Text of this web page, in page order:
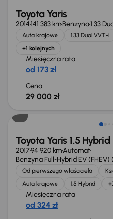
Toyota Yaris
2014141 383 kmBenzyna1.33
Auta krajowe 1.33 Dual VVT-i
+1 kolejnych
Miesięczna rata
od 173 zł
Cena
29 000 zł
Toyota Yaris 1.5 Hybrid
201794 920 kmAutomat
Benzyna Full-Hybrid EV (FHEV)
Od pierwszego właściciela
Auta krajowe
1.5 Hybrid
Miesięczna rata
od 324 zł